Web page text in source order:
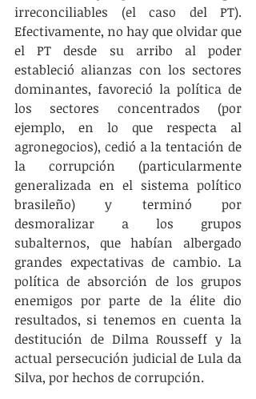
irreconciliables (el caso del PT).
Efectivamente, no hay que olvidar que
el PT desde su arribo al poder
estableció alianzas con los sectores
dominantes, favoreció la política de
los sectores concentrados (por
ejemplo, en lo que respecta al
agronegocios), cedió a la tentación de
la corrupción (particularmente
generalizada en el sistema político
brasileño) y terminó por
desmoralizar a los grupos
subalternos, que habían albergado
grandes expectativas de cambio. La
política de absorción de los grupos
enemigos por parte de la élite dio
resultados, si tenemos en cuenta la
destitución de Dilma Rousseff y la
actual persecución judicial de Lula da
Silva, por hechos de corrupción.